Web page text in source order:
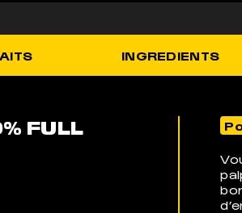
INGREDIENTS
FULL